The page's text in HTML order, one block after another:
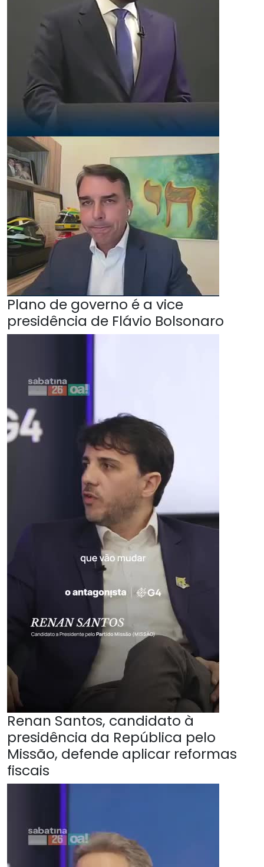
Plano de governo é a vice
presidência de Flávio Bolsonaro
Renan Santos, candidato à
presidência da República pelo
Missão, defende aplicar reformas
fiscais